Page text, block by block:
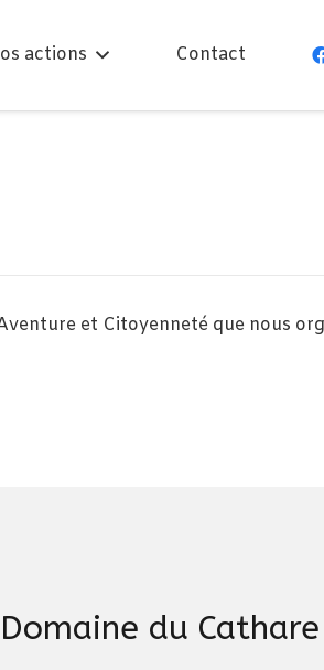
actions Contact
et Citoyenneté que nous
Domaine du Cathare